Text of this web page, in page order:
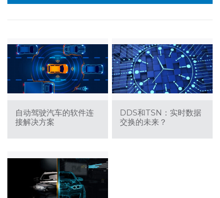
自动驾驶汽车的软件连
接解决方案
DDS和TSN：实时数据
交换的未来？